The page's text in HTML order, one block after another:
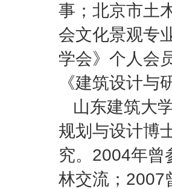
事；北京市土
会文化景观专
学会》个人会
《建筑设计
山东建筑大
规划与设计博
究。2004年曾
林交流；2007